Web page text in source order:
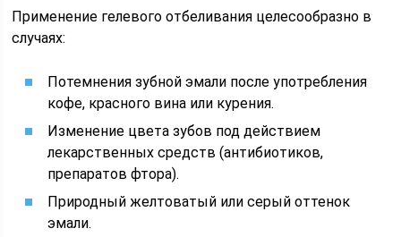
Применение гелевого отбеливания целесообразно в
случаях:
Потемнения зубной эмали после употребления
кофе, красного вина или курения.
Изменение цвета зубов под действием
лекарственных средств (антибиотиков,
препаратов фтора).
Природный желтоватый или серый оттенок
эмали.